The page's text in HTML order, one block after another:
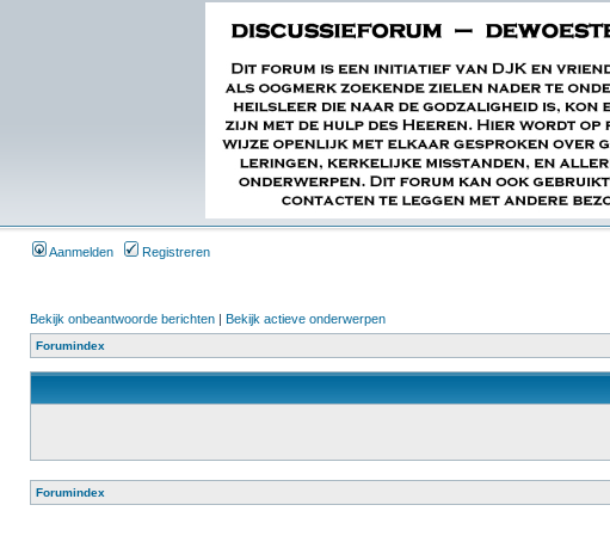
Aanmelden Registreren
Bekijk onbeantwoorde berichten | Bekijk actieve onderwerpen
Forumindex
Forumindex